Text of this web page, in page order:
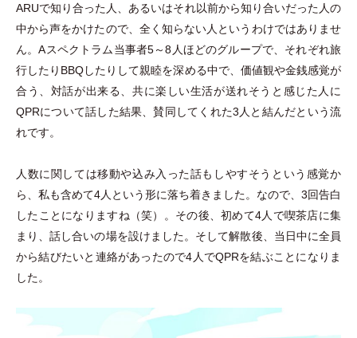
ARUで知り合った人、あるいはそれ以前から知り合いだった人の
中から声をかけたので、全く知らない人というわけではありませ
ん。Aスペクトラム当事者5～8人ほどのグループで、それぞれ旅
行したりBBQしたりして親睦を深める中で、価値観や金銭感覚が
合う、対話が出来る、共に楽しい生活が送れそうと感じた人に
QPRについて話した結果、賛同してくれた3人と結んだという流
れです。
人数に関しては移動や込み入った話もしやすそうという感覚か
ら、私も含めて4人という形に落ち着きました。なので、3回告白
したことになりますね （笑）
。その後、初めて4人で喫茶店に集
まり、話し合いの場を設けました。そして解散後、当日中に全員
から結びたいと連絡があったので4人でQPRを結ぶことになりま
した。